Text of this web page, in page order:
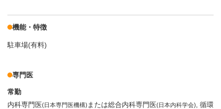
機能・特徴
駐車場(有料)
専門医
常勤
内科専門医(日本専門医機構) または総合内科専門医(日本内科学会) 循環